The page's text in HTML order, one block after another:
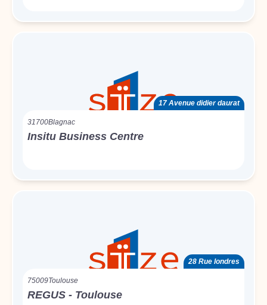
17 Avenue didier daurat
31700Blagnac
Insitu Business Centre
28 Rue londres
75009Toulouse
REGUS - Toulouse